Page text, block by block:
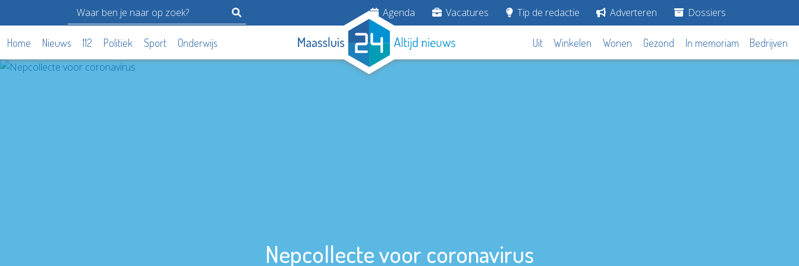
Agenda Vacatures Tip de redactie Adverteren Dossiers
Home Nieuws 112 Politiek Sport Onderwijs Uit Winkelen Wonen Gezond In memoriam Bedrijven
Nepcollecte voor coronavirus